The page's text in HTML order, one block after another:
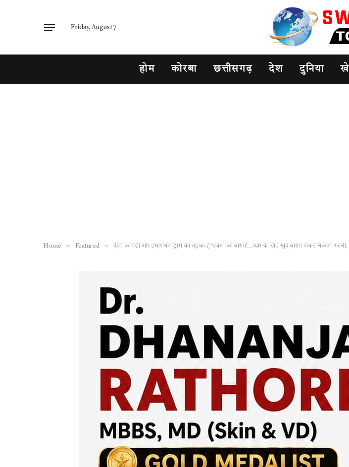
Friday, August 7
होम कोरबा छत्तीसगढ़ देश दुनिया
Home » Featured » देसी कॉमेडी और इमोशनल ड्रामे का तड़का है ‘रजनी की बारात’…प्यार के लिए खुद बारात लेकर निकली रजनी,